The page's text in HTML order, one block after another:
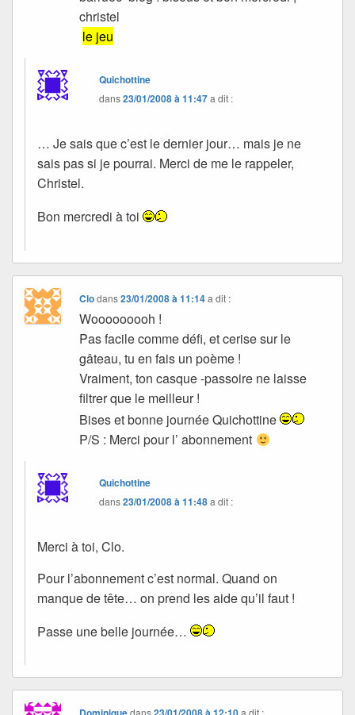
christel
le jeu
Quichottine
dans23/01/2008 à 11:47a dit :
… Je sais que c’est le dernier jour… mais je ne
sais pas si je pourrai. Merci de me le rappeler,
Christel.
Bon mercredi à toi
Clodans23/01/2008 à 11:14 a dit :
Wooooooooh !
Pas facile comme défi, et cerise sur le
gâteau, tu en fais un poème !
Vraiment, ton casque -passoire ne laisse
filtrer que le meilleur !
Bises et bonne journée Quichottine
P/S : Merci pour l’ abonnement
Quichottine
dans23/01/2008 à 11:48a dit :
Merci à toi, Clo.
Pour l’abonnement c’est normal. Quand on
manque de tête… on prend les aide qu’il faut !
Passe une belle journée…